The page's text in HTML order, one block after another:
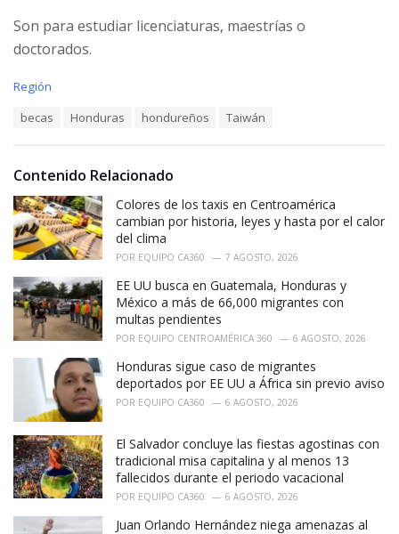
Son para estudiar licenciaturas, maestrías o
doctorados.
C
r
i
e
s
:
Región
:
becas Honduras hondureños Taiwán
Contenido Relacionado
Colores de los taxis en Centroamérica
cambian por historia, leyes y hasta por el calor
del clima
POR EQUIPO CA360 7 AGOSTO, 2026
EE UU busca en Guatemala, Honduras y
México a más de 66,000 migrantes con
multas pendientes
POR EQUIPO CENTROAMÉRICA 360 6 AGOSTO, 2026
Honduras sigue caso de migrantes
deportados por EE UU a África sin previo aviso
POR EQUIPO CA360 6 AGOSTO, 2026
El Salvador concluye las fiestas agostinas con
tradicional misa capitalina y al menos 13
fallecidos durante el periodo vacacional
POR EQUIPO CA360 6 AGOSTO, 2026
Juan Orlando Hernández niega amenazas al